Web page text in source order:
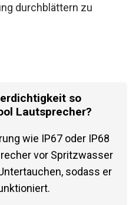
durchblättern zu
so
Lautsprecher?
wie IP67 oder IP68
vor Spritzwasser
sodass er